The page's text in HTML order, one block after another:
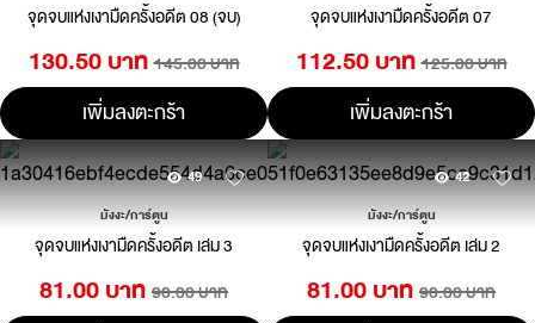
จุดจบแห่งเงามืดครั้งอดีต 08 (จบ)
130.50 บาท 145.00 บาท
เพิ่มลงตะกร้า
จุดจบแห่งเงามืดครั้งอดีต 07
112.50 บาท 125.00 บาท
เพิ่มลงตะกร้า
49
มังงะ/การ์ตูน
จุดจบแห่งเงามืดครั้งอดีต เล่ม 3
81.00 บาท 90.00 บาท
42
มังงะ/การ์ตูน
จุดจบแห่งเงามืดครั้งอดีต เล่ม 2
81.00 บาท 90.00 บาท